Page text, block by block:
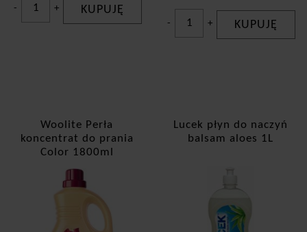
- + KUPUJĘ
- + KUPUJĘ
Woolite Perła
koncentrat do prania
Color 1800ml
Lucek płyn do naczyń
balsam aloes 1L